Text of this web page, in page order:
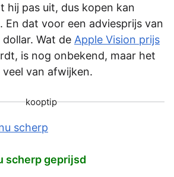
hij pas uit, dus kopen kan
En dat voor een adviesprijs van
Wat de Apple Vision prijs
is nog onbekend, maar het
van afwijken.
kooptip
scherp geprijsd